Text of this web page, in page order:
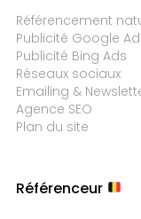
Référencement
Publicité Google
Publicité Bing Ads
Réseaux sociaux
Emailing &
Agence SEO
Plan du site
Référenceur